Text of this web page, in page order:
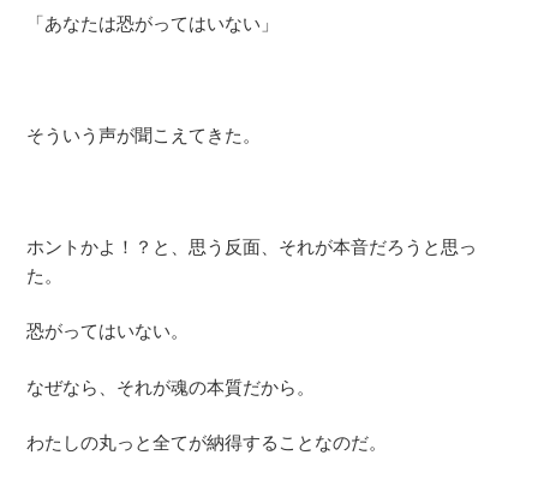
「あなたは恐がってはいない」
そういう声が聞こえてきた。
ホントかよ！？と、思う反面、それが本音だろうと思っ
た。
恐がってはいない。
なぜなら、それが魂の本質だから。
わたしの丸っと全てが納得することなのだ。